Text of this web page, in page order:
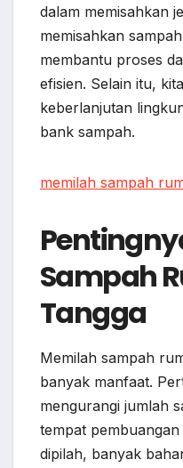
dalam memisahkan
memisahkan
membantu proses
efisien. Selain itu,
keberlanjutan
bank sampah.
memilah sampah
Sampah
Tangga
Memilah sampah
banyak manfaat.
mengurangi jumlah
tempat
dipilah, banyak